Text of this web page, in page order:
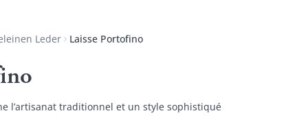
Leder Laisse Portofino
l’artisanat traditionnel et un style sophistiqué